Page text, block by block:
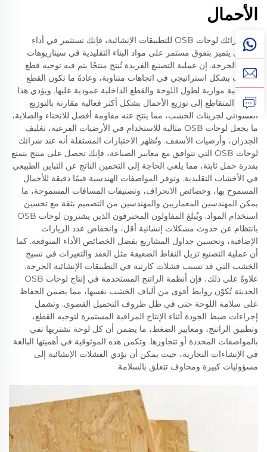
الأحمال
عند شرائك لوحات OSB للتطبيقات الإنشائية، فإنك تستثمر في أداء
هندسي يتميز بتفوق مستمر على مواد البناء التقليدية في سيناريوهات
الدعم الحرجة. إن عملية التصنيع الفريدة تُنتج منتجًا يتم فيه توجيه قطع
الخشب بشكل استراتيجي في اتجاهات متناوبة، وعادةً ما تكون القطع
السطحية موازية لطول اللوحة والقطع الداخلية عمودية عليها. ويؤدي هذا
التوجّه المتقاطع إلى توزيع الأحمال بشكل أكثر فعالية مقارنة بالتوزيع
العشوائي لجزيئات الخشب، مما ينتج عنه مقاومة أفضل للانحناء والصلابة،
ما يجعل لوحات OSB مثالية للاستخدام في الأرضيات الفرعية، تغليف
الجدران، وأرضيات الأسقف. وتُظهر الاختبارات المستقلة أنه عند شرائك
لوحات OSB التي تتوافق مع معايير الصناعة، فإنك تحصل على منتج يتمتع
بقدرة حمل ثابتة، مما يلغي الحاجة إلى التخمين الناتج عن التباين الطبيعي
في الأخشاب التقليدية. وتوفر المواصفات الهندسية قيمًا دقيقة للأحمال
المسموح بها، وخصائص الانحراف، وتصنيفات المسافات المسموحة، ما
يمكن المهندسين المعماريين والمهندسين من التصميم بثقة مع تحسين
استخدام المواد. ويُبلغ المقاولون المحترفون الذين يشترون لوحات OSB
بانتظام عن حدوث مشكلات إنشائية أقل، وانخفاض عدد الزيارات
الإضافية، وتحسين جداول المشاريع بفضل الخصائص الأداء المتوقعة. كما
أن عملية التصنيع تزيل النقاط الضعيفة مثل العقد والتغيرات في نسيج
الخشب التي قد تسبب فشلات كارثية في التطبيقات الإنشائية الحرجة.
علاوةً على ذلك، فإن أنظمة الراتنج المستخدمة في إنتاج لوحات OSB
الحديثة تُكوّن روابط أقوى من ألياف الخشب نفسها، مما يضمن الحفاظ
على سلامة اللوحة حتى في ظل ظروف التحميل القصوى. وتشمل
إجراءات ضبط الجودة أثناء الإنتاج المراقبة المستمرة لتوجيه القطع،
وتطبيق الراتنج، ومعايير الضغط، ما يضمن أن كل لوحة تشتريها تفي
بالمواصفات المحددة أو تتجاوزها. وتكمن هذه الموثوقية في أهميتها البالغة
في الإنشاءات التجارية، حيث يمكن أن تؤدي الفشلات الإنشائية إلى
مسؤوليات كبيرة ومخاوف تتعلق بالسلامة.